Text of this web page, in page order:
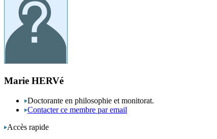
Marie HERVé
Doctorante en philosophie et monitorat.
Contacter ce membre par email
Accès rapide